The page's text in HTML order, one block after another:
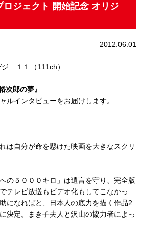
ロジェクト 開始記念 オリジ
2012.06.01
１１（111ch）
次郎の夢』
ルインタビューをお届けします。
は自分が命を懸けた映画を大きなスクリ
の５０００キロ」は遺言を守り、完全版
テレビ放送もビデオ化もしてこなかっ
になればと、日本人の底力を描く作品2
決定。まき子夫人と沢山の協力者によっ